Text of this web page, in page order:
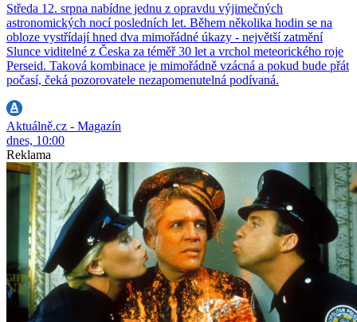
Středa 12. srpna nabídne jednu z opravdu výjimečných
astronomických nocí posledních let. Během několika hodin se na
obloze vystřídají hned dva mimořádné úkazy - největší zatmění
Slunce viditelné z Česka za téměř 30 let a vrchol meteorického roje
Perseid. Taková kombinace je mimořádně vzácná a pokud bude přát
počasí, čeká pozorovatele nezapomenutelná podívaná.
Aktuálně.cz - Magazín
dnes, 10:00
Reklama